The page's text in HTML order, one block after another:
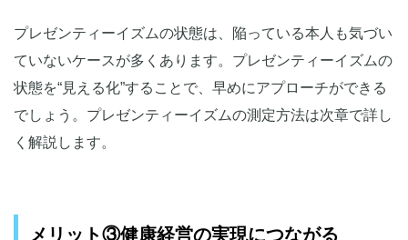
プレゼンティーイズムの状態は、陥っている本人も気づい
ていないケースが多くあります。プレゼンティーイズムの
状態を“見える化”することで、早めにアプローチができる
でしょう。プレゼンティーイズムの測定方法は次章で詳し
く解説します。
メリット③健康経営の実現につながる